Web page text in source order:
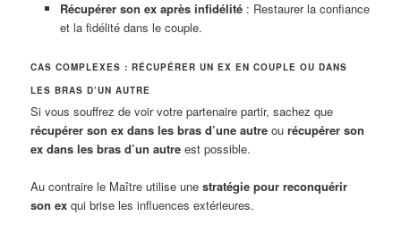
Récupérer son ex après infidélité: Restaurer la confiance
et la fidélité dans le couple.
CAS COMPLEXES : RÉCUPÉRER UN EX EN COUPLE OU DANS
LES BRAS D’UN AUTRE
Si vous souffrez de voir votre partenaire partir, sachez que
récupérer son ex dans les bras d’une autre ourécupérer son
ex dans les bras d’un autre est possible.
Au contraire le Maître utilise unestratégie pour reconquérir
son ex qui brise les influences extérieures.